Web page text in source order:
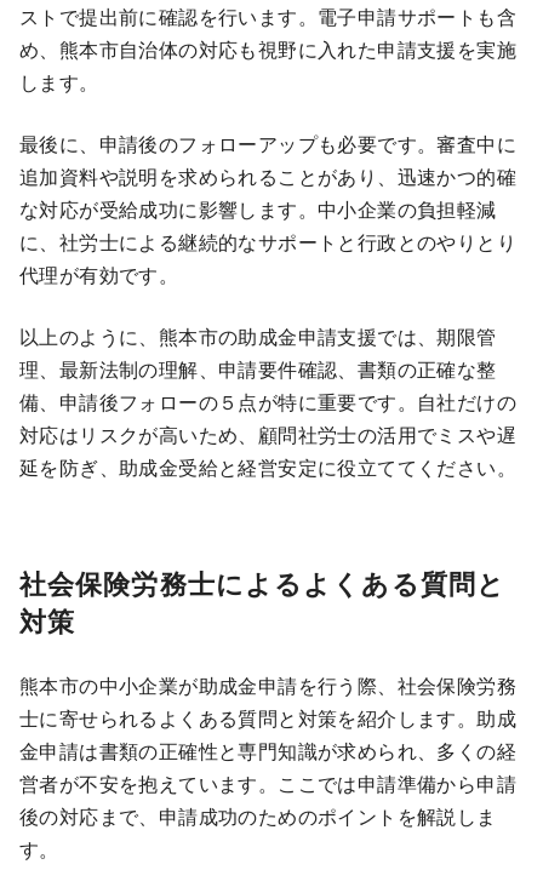
ストで提出前に確認を行います。電子申請サポートも含
め、熊本市自治体の対応も視野に入れた申請支援を実施
します。
最後に、申請後のフォローアップも必要です。審査中に
追加資料や説明を求められることがあり、迅速かつ的確
な対応が受給成功に影響します。中小企業の負担軽減
に、社労士による継続的なサポートと行政とのやりとり
代理が有効です。
以上のように、熊本市の助成金申請支援では、期限管
理、最新法制の理解、申請要件確認、書類の正確な整
備、申請後フォローの５点が特に重要です。自社だけの
対応はリスクが高いため、顧問社労士の活用でミスや遅
延を防ぎ、助成金受給と経営安定に役立ててください。
社会保険労務士によるよくある質問と
対策
熊本市の中小企業が助成金申請を行う際、社会保険労務
士に寄せられるよくある質問と対策を紹介します。助成
金申請は書類の正確性と専門知識が求められ、多くの経
営者が不安を抱えています。ここでは申請準備から申請
後の対応まで、申請成功のためのポイントを解説しま
す。